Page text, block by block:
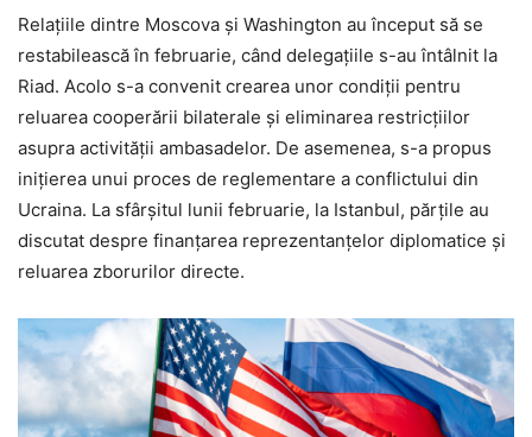
Relațiile dintre Moscova și Washington au început să se
restabilească în februarie, când delegațiile s-au întâlnit la
Riad. Acolo s-a convenit crearea unor condiții pentru
reluarea cooperării bilaterale și eliminarea restricțiilor
asupra activității ambasadelor. De asemenea, s-a propus
inițierea unui proces de reglementare a conflictului din
Ucraina. La sfârșitul lunii februarie, la Istanbul, părțile au
discutat despre finanțarea reprezentanțelor diplomatice și
reluarea zborurilor directe.